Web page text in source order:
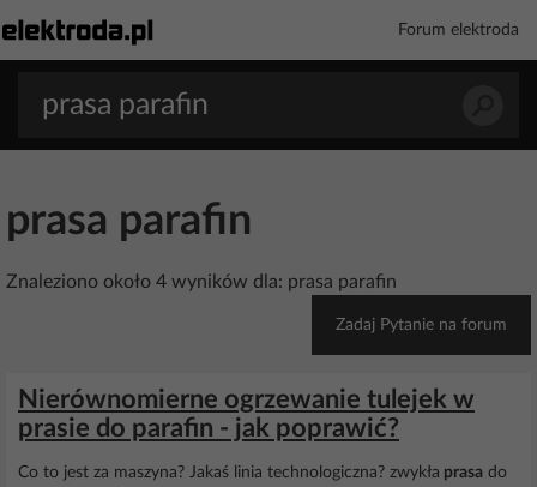
Forum elektroda
prasa parafin
Znaleziono około 4 wyników dla: prasa parafin
Zadaj Pytanie na forum
Nierównomierne ogrzewanie tulejek w
prasie do parafin - jak poprawić?
Co to jest za maszyna? Jakaś linia technologiczna? zwykła prasa do